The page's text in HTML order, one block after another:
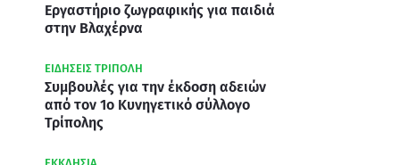
Εργαστήριο ζωγραφικής για παιδιά
στην Βλαχέρνα
ΕΙΔΗΣΕΙΣ ΤΡΙΠΟΛΗ
Συμβουλές για την έκδοση αδειών
από τον 1ο Κυνηγετικό σύλλογο
Τρίπολης